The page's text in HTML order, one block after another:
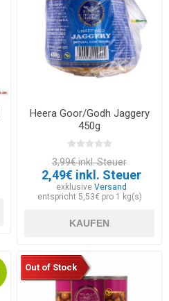
Heera Goor/Godh Jaggery
450g
3,99€ inkl. Steuer
2,49€ inkl. Steuer
exklusive Versand
entspricht 5,53€ pro 1 kg(s)
KAUFEN
Out of Stock